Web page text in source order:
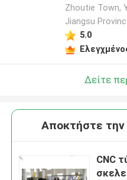
Zhoutie Town,
Jiangsu
5.0
Δείτε
Αποκτήστε την
CNC